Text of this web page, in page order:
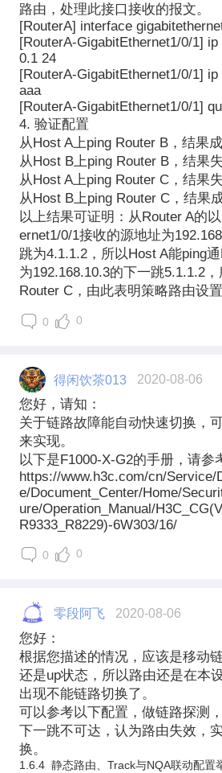
路由，处理此接口接收的报文。
[RouterA] interface
[RouterA-GigabitEthernet1/0/1]
0.1 24
[RouterA-GigabitEthernet1/0/1]
aaa
[RouterA-GigabitEthernet1/0/1]
4. 验证配置
从Host A上ping Router B，结果成
从Host B上ping Router B，结果失
从Host A上ping Router C，结果失
从Host B上ping Router C，结果成
以上结果可证明：从Router A的
ernet1/0/1接收的源地址为
跳为4.1.1.2，所以Host A能ping
为192.168.10.3的下一跳5.1.1.2
Router C，由此表明策略路由设置
0 0
得闲饮茶013 2020-08-06
您好，请知：
关于链路故障能自动快速切换，
来实现。
以下是F1000-X-G2的手册，请参
https://www.h3c.com/cn/Service/
e/Document_Center/Home/
ure/Operation_Manual/
R9333_R8229)-6W303/16/
0 0
零段阿飞 2020-08-06
您好：
根据您描述的情况，应该是移动
还是up状态，所以路由还是在本
出现不能链路切换了。
可以参考以下配置，做链路探测
下一跳不可达，认为路由失效，
换。
1.6.4 静态路由、 Track与NQA联动配置